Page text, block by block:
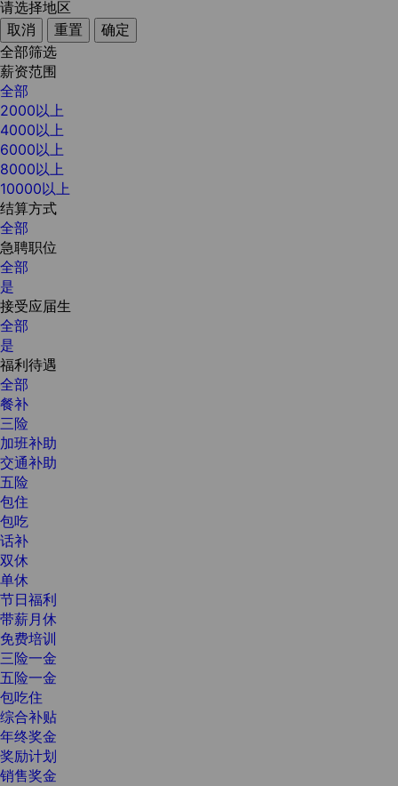
请选择地区
取消
重置
确定
全部筛选
薪资范围
全部
2000以上
4000以上
6000以上
8000以上
10000以上
结算方式
全部
急聘职位
全部
是
接受应届生
全部
是
福利待遇
全部
餐补
三险
加班补助
交通补助
五险
包住
包吃
话补
双休
单休
节日福利
带薪月休
免费培训
三险一金
五险一金
包吃住
综合补贴
年终奖金
奖励计划
销售奖金